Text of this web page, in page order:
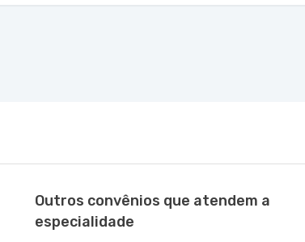
Outros convênios que atendem a
especialidade